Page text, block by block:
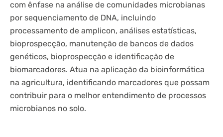
com ênfase na análise de comunidades microbianas
por sequenciamento de DNA, incluindo
processamento de amplicon, análises estatísticas,
bioprospecção, manutenção de bancos de dados
genéticos, bioprospecção e identificação de
biomarcadores. Atua na aplicação da bioinformática
na agricultura, identificando marcadores que possam
contribuir para o melhor entendimento de processos
microbianos no solo.